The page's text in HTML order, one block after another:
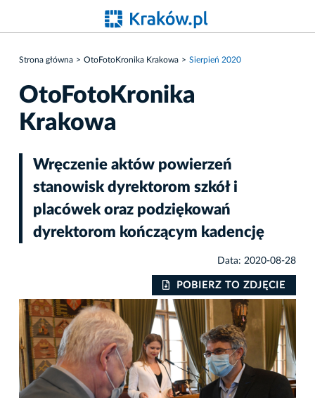
Strona główna OtoFotoKronika Krakowa Sierpień 2020
OtoFotoKronika
Krakowa
Wręczenie aktów powierzeń
stanowisk dyrektorom szkół i
placówek oraz podziękowań
dyrektorom kończącym kadencję
Data: 2020-08-28
POBIERZ TO ZDJĘCIE